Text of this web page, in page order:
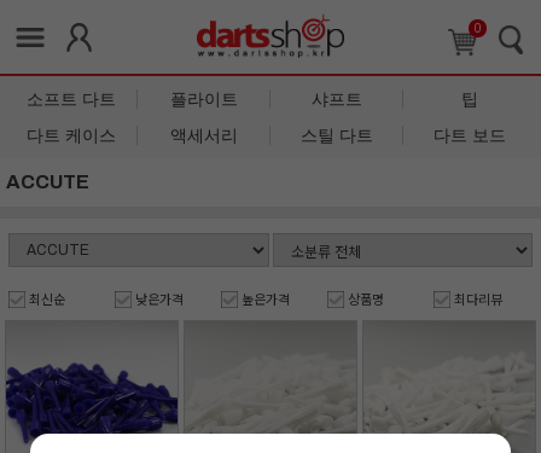
0
소프트 다트 플라이트 샤프트
팁
다트 케이스
액세서리 스틸 다트 다트 보드
ACCUTE
최신순 낮은가격 높은가격 상품명 최다리뷰